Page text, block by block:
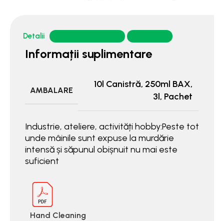
Detalii
Informații suplimentare
AMBALARE
10l Canistră, 250ml BAX,
3l, Pachet
Industrie, ateliere, activități hobby:Peste tot
unde mâinile sunt expuse la murdărie
intensă și săpunul obișnuit nu mai este
suficient
Hand Cleaning